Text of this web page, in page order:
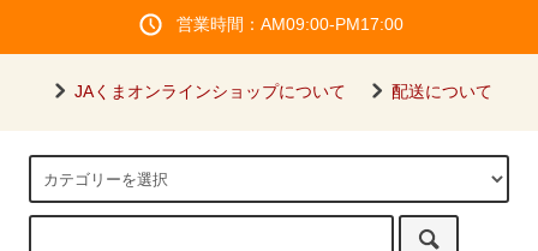
営業時間：AM09:00-PM17:00
JAくまオンラインショップについて 配送について